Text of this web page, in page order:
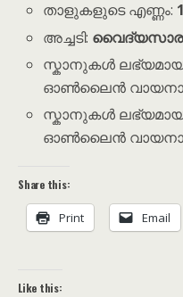
താളുകളുടെ എണ്ണം:
അച്ചടി:
സ്കാനുകൾ
ഓൺലൈൻ
സ്കാനുകൾ
ഓൺലൈൻ
Share this:
Print Email
Like this: